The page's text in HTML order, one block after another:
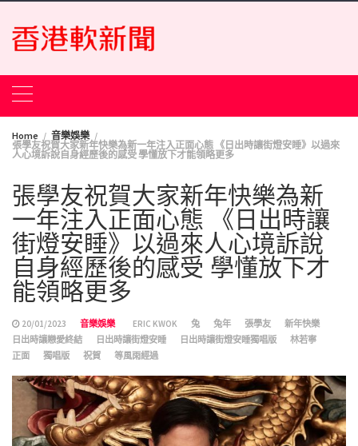
Skip
content
Home
音樂娛樂
張學友祝賀大家新年快樂為新一年注入正面心態 《日出時讓街燈安睡》以過來
人心境訴說自身經歷後的感受 學懂放下才能領略更多
張學友祝賀大家新年快樂為新
一年注入正面心態 《日出時讓
街燈安睡》以過來人心境訴說
自身經歷後的感受 學懂放下才
能領略更多
20/01/2023 音樂娛樂 ERIC KWOK 兔 兔年 張學友
新年快樂
日出時讓戀愛終結
日出時讓街燈安睡 日出時讓街燈安睡獨唱版
林若寧
正面
獨唱版 祝賀 等風雨經過